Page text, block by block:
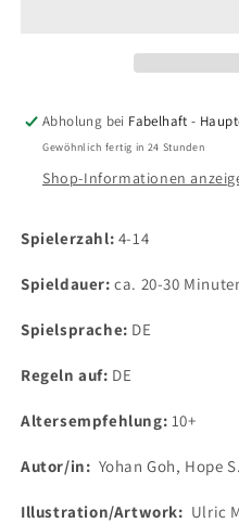
Abholung bei Fabelhaft -
Gewöhnlich fertig in 24 Stunden
Shop-Informationen
Spielerzahl: 4-14
Spieldauer: ca. 20-30
Spielsprache: DE
Regeln auf: DE
Altersempfehlung: 10+
Autor/in: Yohan Goh, Hope
Illustration/Artwork: Ulric